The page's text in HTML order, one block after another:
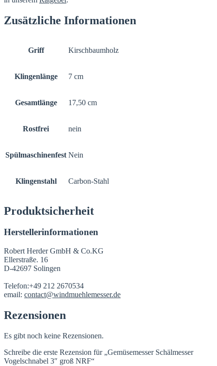
Zusätzliche Informationen
Griff Kirschbaumholz
Klingenlänge 7 cm
Gesamtlänge 17,50 cm
Rostfrei nein
Spülmaschinenfest Nein
Klingenstahl Carbon-Stahl
Produktsicherheit
Herstellerinformationen
Robert Herder GmbH & Co.KG
Ellerstraße. 16
D-42697 Solingen
Telefon:+49 212 2670534
email: contact@windmuehlemesser.de
Rezensionen
Es gibt noch keine Rezensionen.
Schreibe die erste Rezension für „Gemüsemesser Schälmesser
Vogelschnabel 3″ groß NRF“